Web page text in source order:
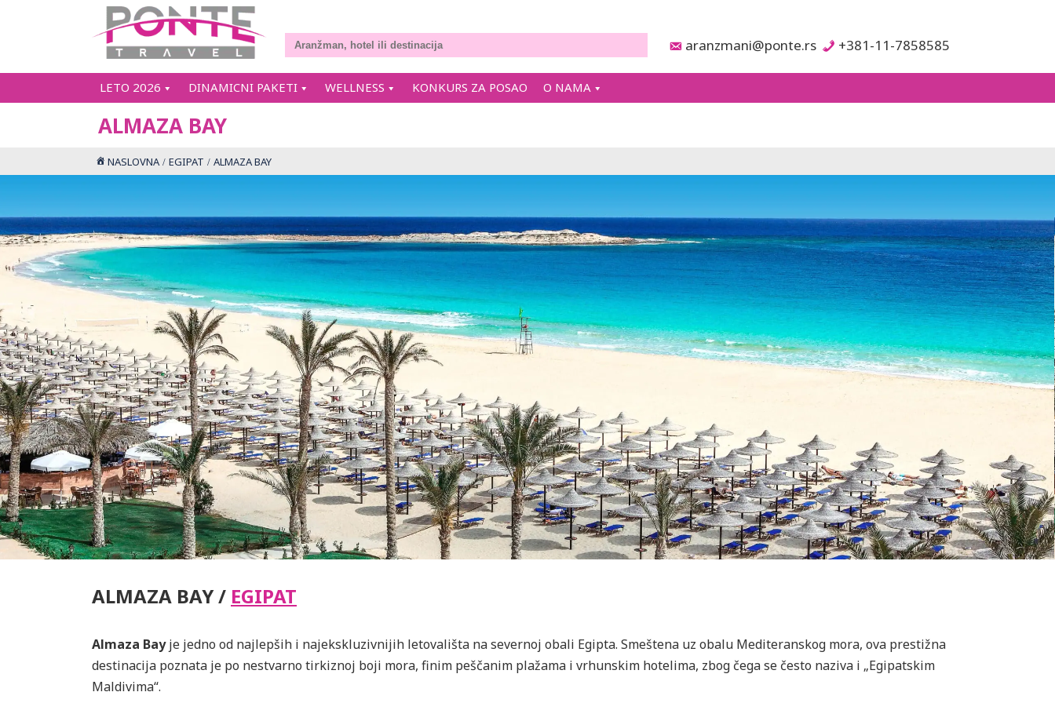
aranzmani@ponte.rs +381-11-7858585
LETO 2026 DINAMICNI PAKETI WELLNESS KONKURS ZA POSAO O NAMA
ALMAZA BAY
NASLOVNA EGIPAT ALMAZA BAY
ALMAZA BAY / EGIPAT
Almaza Bayje jedno od najlepših i najekskluzivnijih letovališta na severnoj obali Egipta. Smeštena uz obalu Mediteranskog mora, ova prestižna
destinacija poznata je po nestvarno tirkiznoj boji mora, finim peščanim plažama i vrhunskim hotelima, zbog čega se često naziva i „Egipatskim
Maldivima“.